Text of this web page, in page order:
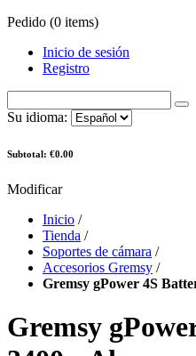
Pedido (0 items)
Inicio de sesión
Registro
Su idioma:
Subtotal: €0.00
Modificar
Inicio /
Tienda /
Soportes de cámara /
Accesorios Gremsy /
Gremsy gPower 4S
Gremsy